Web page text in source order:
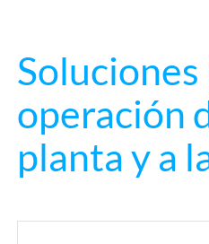
Soluciones
operación
planta y a